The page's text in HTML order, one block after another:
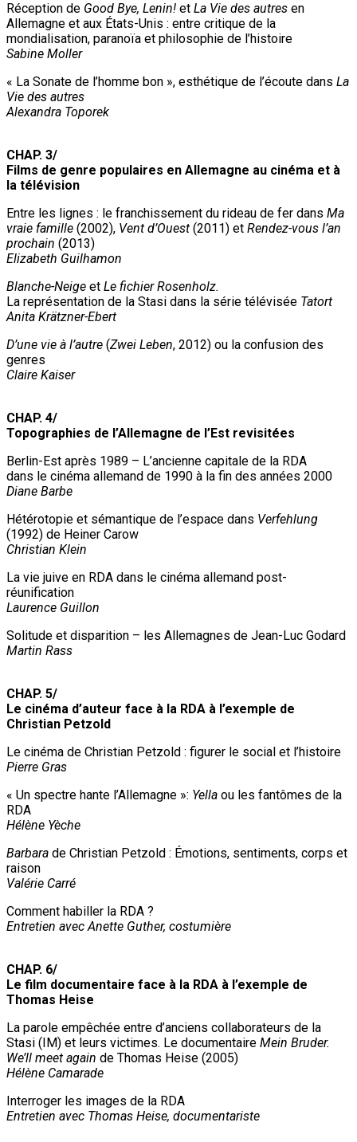
Réception de Good Bye, Lenin! et La Vie des autres en
Allemagne et aux États-Unis : entre critique de la
mondialisation, paranoïa et philosophie de l’histoire
Sabine Moller
« La Sonate de l’homme bon », esthétique de l’écoute dans La
Vie des autres
Alexandra Toporek
CHAP. 3/
Films de genre populaires en Allemagne au cinéma et à
la télévision
Entre les lignes : le franchissement du rideau de fer dans Ma
vraie famille (2002), Vent d’Ouest (2011) et Rendez-vous l’an
prochain (2013)
Elizabeth Guilhamon
Blanche-Neige et Le fichier Rosenholz.
La représentation de la Stasi dans la série télévisée Tatort
Anita Krätzner-Ebert
D’une vie à l’autre (Zwei Leben, 2012) ou la confusion des
genres
Claire Kaiser
CHAP. 4/
Topographies de l’Allemagne de l’Est revisitées
Berlin-Est après 1989 – L’ancienne capitale de la RDA
dans le cinéma allemand de 1990 à la fin des années 2000
Diane Barbe
Hétérotopie et sémantique de l’espace dans Verfehlung
(1992) de Heiner Carow
Christian Klein
La vie juive en RDA dans le cinéma allemand post-
réunification
Laurence Guillon
Solitude et disparition – les Allemagnes de Jean-Luc Godard
Martin Rass
CHAP. 5/
Le cinéma d’auteur face à la RDA à l’exemple de
Christian Petzold
Le cinéma de Christian Petzold : figurer le social et l’histoire
Pierre Gras
« Un spectre hante l’Allemagne »: Yella ou les fantômes de la
RDA
Hélène Yèche
Barbara de Christian Petzold : Émotions, sentiments, corps et
raison
Valérie Carré
Comment habiller la RDA ?
Entretien avec Anette Guther, costumière
CHAP. 6/
Le film documentaire face à la RDA à l’exemple de
Thomas Heise
La parole empêchée entre d’anciens collaborateurs de la
Stasi (IM) et leurs victimes. Le documentaire Mein Bruder.
We’ll meet again de Thomas Heise (2005)
Hélène Camarade
Interroger les images de la RDA
Entretien avec Thomas Heise, documentariste